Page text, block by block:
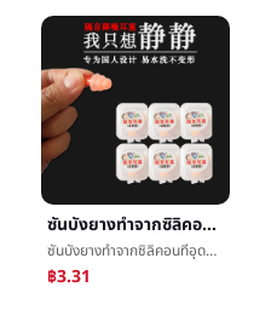
ซันบังยางทำจากซิลิคอนทีอุดหูกันนำหรือเสียง280ก้ันเสียงต่อต้านสัญญาณรบกวนว่ายน้ำต่อต้านæ°´นอนหลับอุตสาหกรรมลดเสียงรบกวนต้นคริสต์มาสการลอกสายไฟแน่น
ซันบังยางทำจากซิลิคอนทีอุดหูกันนำหรือเสียง280ก้ันเสียงต่อต้านสัญญาณรบกวนว่ายน้ำต่อต้านæ°´นอนหลับอุตสาหกรรมลดเสียงรบกวนต้นคริสต์มาสการลอกสายไฟแน่น
฿3.31